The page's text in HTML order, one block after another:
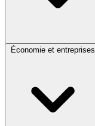
Économie et entreprises